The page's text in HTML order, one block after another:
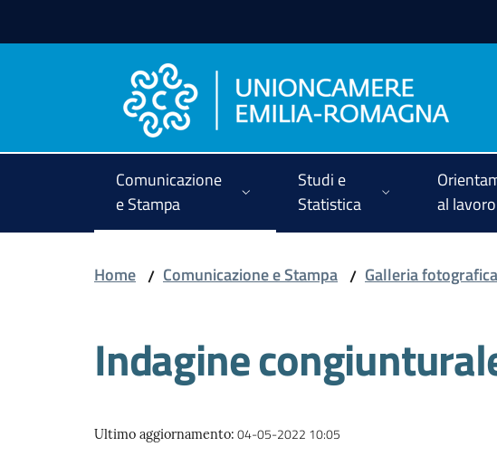
Comunicazione
e Stampa
Studi e
Statistica
al lavoro
Home / Comunicazione e Stampa / Galleria
Indagine
Ultimo aggiornamento: 04-05-2022 10:05